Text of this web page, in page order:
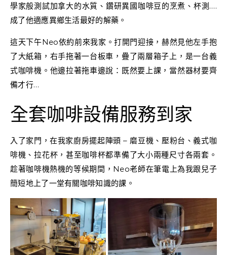
學家般測試加拿大的水質、鑽研異國咖啡豆的烹煮、杯測….
成了他適應異鄉生活最好的解藥。
這天下午Neo依約前來我家。打開門迎接，赫然見他左手抱
了大紙箱，右手拖著一台板車，疊了兩層箱子上，是一台義
式咖啡機。他邊拉著拖車邊說：既然要上課，當然器材要齊
備才行…
全套咖啡設備服務到家
入了家門，在我家廚房擺起陣頭 – 磨豆機、壓粉台、義式咖
啡機、拉花杯，甚至咖啡杯都準備了大小兩種尺寸各兩套。
趁著咖啡機熱機的等候期間，Neo老師在筆電上為我跟兒子
簡短地上了一堂有關咖啡知識的課。